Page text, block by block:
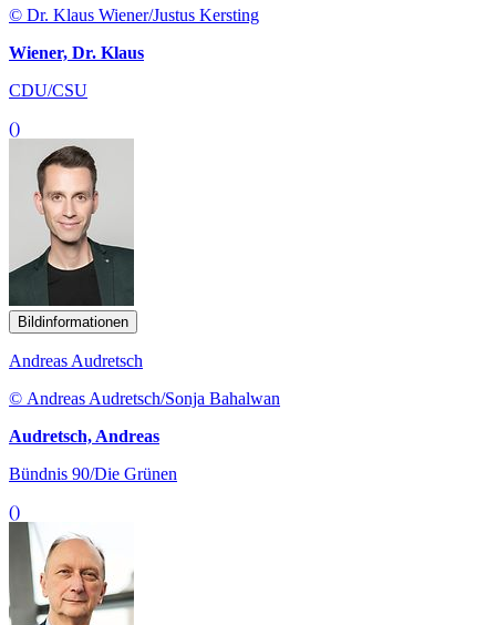
© Dr. Klaus Wiener/Justus Kersting
Wiener, Dr. Klaus
CDU/CSU
()
Bildinformationen
Andreas Audretsch
© Andreas Audretsch/Sonja Bahalwan
Audretsch, Andreas
Bündnis 90/Die Grünen
()